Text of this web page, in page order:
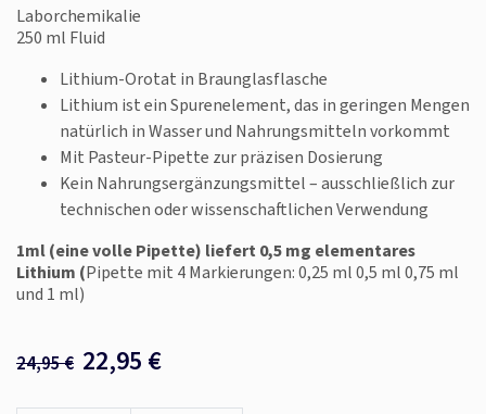
Laborchemikalie
250 ml Fluid
Lithium-Orotat in Braunglasflasche
Lithium ist ein Spurenelement, das in geringen Mengen
natürlich in Wasser und Nahrungsmitteln vorkommt
Mit Pasteur‑Pipette zur präzisen Dosierung
Kein Nahrungsergänzungsmittel – ausschließlich zur
technischen oder wissenschaftlichen Verwendung
1ml (eine volle Pipette) liefert 0,5 mg elementares
Lithium (Pipette mit 4 Markierungen: 0,25 ml 0,5 ml 0,75 ml
und 1 ml)
24,95€ 22,95 €